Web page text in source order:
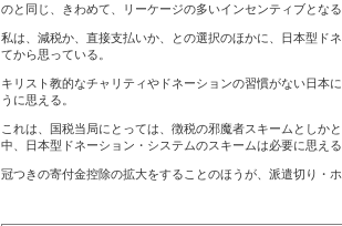
のと同じ、きわめて、リーケージの多いインセンティブとなる
私は、減税か、直接支払いか、との選択のほかに、日本型ド
てから思っている。
キリスト教的なチャリティやドネーションの習慣がない日本
うに思える。
これは、国税当局にとっては、徴税の邪魔者スキームとしか
中、日本型ドネーション・システムのスキームは必要に思える
冠つきの寄付金控除の拡大をすることのほうが、派遣切り・